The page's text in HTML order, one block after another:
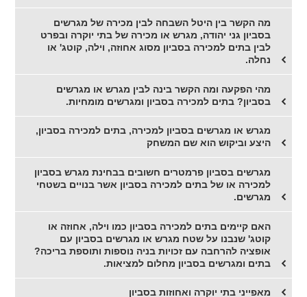
מה הקשר בין היטל השבחה לבין מכירה של מגרשים
בסביון גני יהודה, מגרש או מכירה של בתי יוקרה ובפרט
לבין בתים למכירה בסביון מסוג אחוזה, וילה, קוטג' או
נחלה.
מהי הפקעה ומה הקשר בינה לבין מגרש או מגרשים
בסביון? בתים למכירה בסביון ומגרשים מומחיות.
מגרש או מגרשים בסביון למכירה, בתים למכירה בסביון,
היצע וביקוש הוא שם המשחק
מגרשים בסביון פרמטרים חשובים בבחינת מגרש בסביון
למכירה או של בתים למכירה בסביון אשר בנויים בשטחי
מגרשים.
האם קיימים בתים למכירה בסביון כמו וילה, אחוזה או
קוטג' שנבנו על שטח מגרש או מגרשים בסביון עם
אופציה להרחבה עם זכויות בניה נוספות ותוספת בריכה?
בתים ומגרשים בסביון מחלום למציאות.
מאפייני בתי יוקרה ואחוזות בסביון